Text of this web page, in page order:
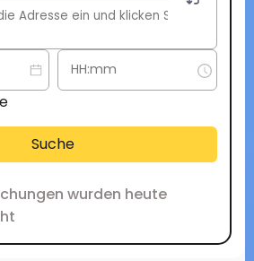
Suche
wurden heute